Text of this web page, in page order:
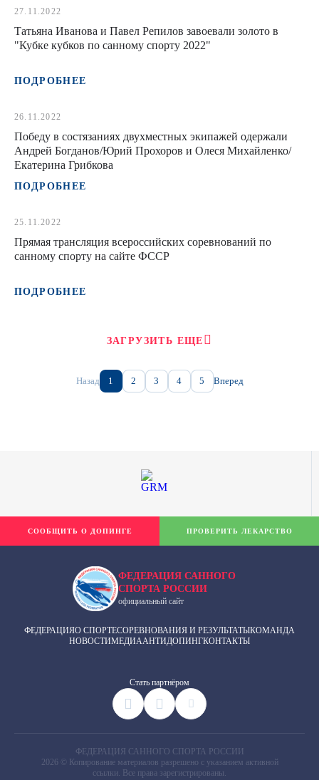
27.11.2022
Татьяна Иванова и Павел Репилов завоевали золото в
"Кубке кубков по санному спорту 2022"
ПОДРОБНЕЕ
26.11.2022
Победу в состязаниях двухместных экипажей одержали
Андрей Богданов/Юрий Прохоров и Олеся Михайленко/
Екатерина Грибкова
ПОДРОБНЕЕ
25.11.2022
Прямая трансляция всероссийских соревнований по
санному спорту на сайте ФССР
ПОДРОБНЕЕ
ЗАГРУЗИТЬ ЕЩЕ
Назад 1 2 3 4 5 Вперед
ФЕДЕРАЦИЯ САННОГО
СПОРТА РОССИИ
официальный сайт
ФЕДЕРАЦИЯО СПОРТЕСОРЕВНОВАНИЯ И РЕЗУЛЬТАТЫКОМАНДА
НОВОСТИМЕДИААНТИДОПИНГКОНТАКТЫ
Cтать партнёром
СООБЩИТЬ О ДОПИНГЕ ПРОВЕРИТЬ ЛЕКАРСТВО
ФЕДЕРАЦИЯ САННОГО СПОРТА РОССИИ
2026 © Копирование материалов разрешено с указанием активной
ссылки. Все права зарегистрированы.